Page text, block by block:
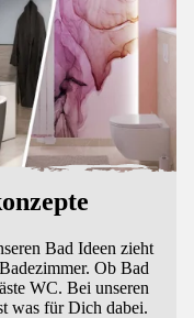
Bad Ideen zieht
Ob Bad
WC. Bei unseren
was für Dich dabei.